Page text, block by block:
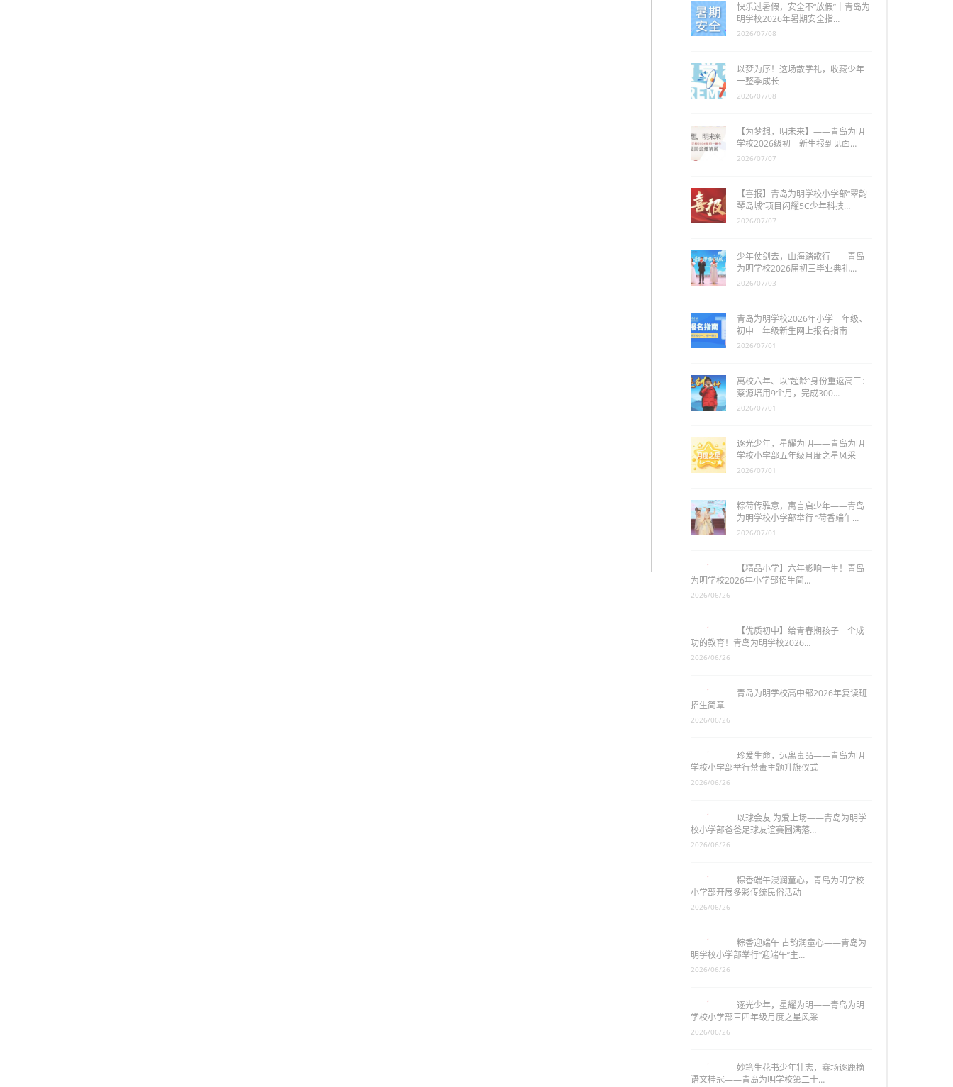
快乐过暑假，安全不“放假”｜青岛为
明学校2026年暑期安全指…
2026/07/08
以梦为序！这场散学礼，收藏少年
一整季成长
2026/07/08
【为梦想，明未来】——青岛为明
学校2026级初一新生报到见面…
2026/07/07
【喜报】青岛为明学校小学部“翠韵
琴岛城”项目闪耀5C少年科技…
2026/07/07
少年仗剑去，山海踏歌行——青岛
为明学校2026届初三毕业典礼…
2026/07/03
青岛为明学校2026年小学一年级、
初中一年级新生网上报名指南
2026/07/01
离校六年、以“超龄”身份重返高三：
蔡源培用9个月，完成300…
2026/07/01
逐光少年，星耀为明——青岛为明
学校小学部五年级月度之星风采
2026/07/01
粽荷传雅意，寓言启少年——青岛
为明学校小学部举行 “荷香端午…
2026/07/01
【精品小学】六年影响一生！青岛
为明学校2026年小学部招生简…
【优质初中】给青春期孩子一个成
功的教育！青岛为明学校2026…
青岛为明学校高中部2026年复读班
招生简章
2026/06/26
珍爱生命，远离毒品——青岛为明
学校小学部举行禁毒主题升旗仪式
2026/06/26
以球会友 为爱上场——青岛为明学
校小学部爸爸足球友谊赛圆满落…
粽香端午浸润童心，青岛为明学校
小学部开展多彩传统民俗活动
粽香迎端午 古韵润童心——青岛为
明学校小学部举行“迎端午”主…
逐光少年，星耀为明——青岛为明
学校小学部三四年级月度之星风采
妙笔生花书少年壮志，赛场逐鹿摘
语文桂冠——青岛为明学校第二十…